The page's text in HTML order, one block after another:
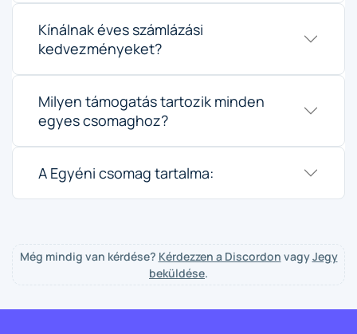
Kínálnak éves számlázási
kedvezményeket?
Milyen támogatás tartozik minden
egyes csomaghoz?
A Egyéni csomag tartalma:
Még mindig van kérdése? Kérdezzen a Discordon vagyJegy
beküldése.